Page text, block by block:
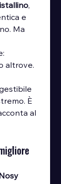
,
e
Ma
altrove.
È
al